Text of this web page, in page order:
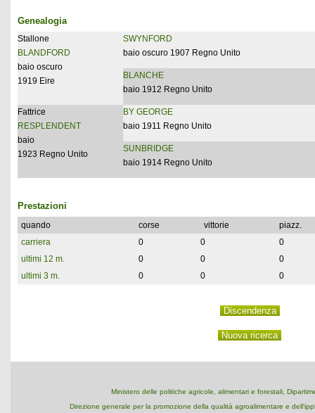
Genealogia
Stallone
BLANDFORD
baio oscuro
1919 Eire
SWYNFORD
baio oscuro 1907 Regno Unito
BLANCHE
baio 1912 Regno Unito
Fattrice
RESPLENDENT
baio
1923 Regno Unito
BY GEORGE
baio 1911 Regno Unito
SUNBRIDGE
baio 1914 Regno Unito
Prestazioni
quando corse vittorie
piazz.
carriera
0 0
0
ultimi 12 m.
0 0
0
ultimi 3 m.
0 0 0
Ministero delle politiche agricole, alimentari e forestali,
Direzione generale per la promozione della qualità agroalimentare e